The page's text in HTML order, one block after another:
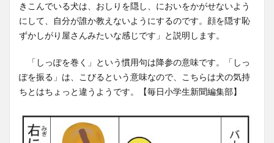
きこんでいる犬は、おしりを隠し、においをかがせないよう
にして、自分が誰か教えないようにするのです。顔を隠す恥
ずかしがり屋さんみたいな感じです」と説明します。
「しっぽを巻く」という慣用句は降参の意味です。「しっ
ぽを振る」は、こびるという意味なので、こちらは犬の気持
ちとはちょっと違うようです。【毎日小学生新聞編集部】